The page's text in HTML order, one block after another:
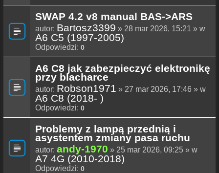
SWAP 4.2 v8 manual BAS->ARS
autor: Bartosz3399 » 28 mar 2026, 15:21 » w
A6 C5 (1997-2005)
Odpowiedzi: 0
A6 C8 jak zabezpieczyć elektronikę
przy blacharce
autor: Robson1971 » 27 mar 2026, 17:46 » w
A6 C8 (2018- )
Odpowiedzi: 0
Problemy z lampą przednią i
asystentem zmiany pasa ruchu
autor: andy-1970 » 25 mar 2026, 09:25 » w
A7 4G (2010-2018)
Odpowiedzi: 0